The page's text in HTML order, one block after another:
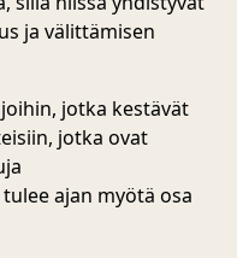
ja välittämisen
jotka kestävät
jotka ovat
ajan myötä osa